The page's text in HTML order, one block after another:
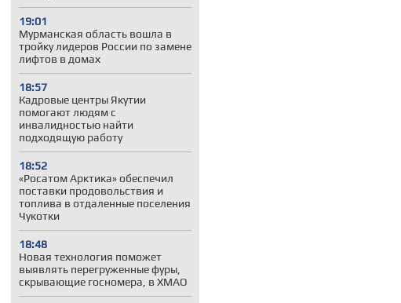
19:01
Мурманская область вошла в
тройку лидеров России по замене
лифтов в домах
18:57
Кадровые центры Якутии
помогают людям с
инвалидностью найти
подходящую работу
18:52
«Росатом Арктика» обеспечил
поставки продовольствия и
топлива в отдаленные поселения
Чукотки
18:48
Новая технология поможет
выявлять перегруженные фуры,
скрывающие госномера, в ХМАО